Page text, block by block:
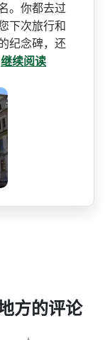
。你都去过
下次旅行和
纪念碑，还
继续阅读
方的评论